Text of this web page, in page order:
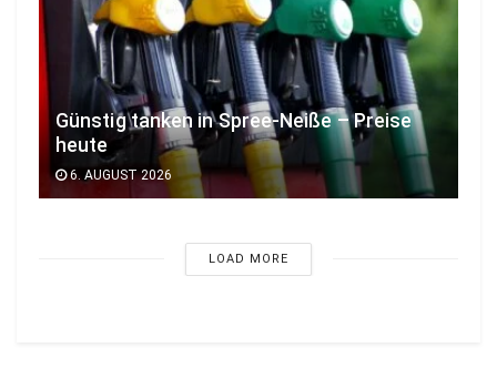
Günstig tanken in Spree-Neiße – Preise
heute
6. AUGUST 2026
LOAD MORE